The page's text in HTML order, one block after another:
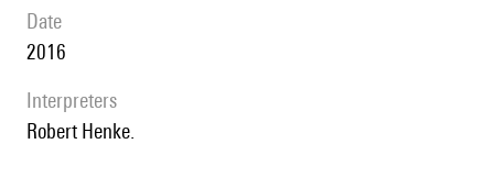
date
2016
interpreters
Robert Henke.